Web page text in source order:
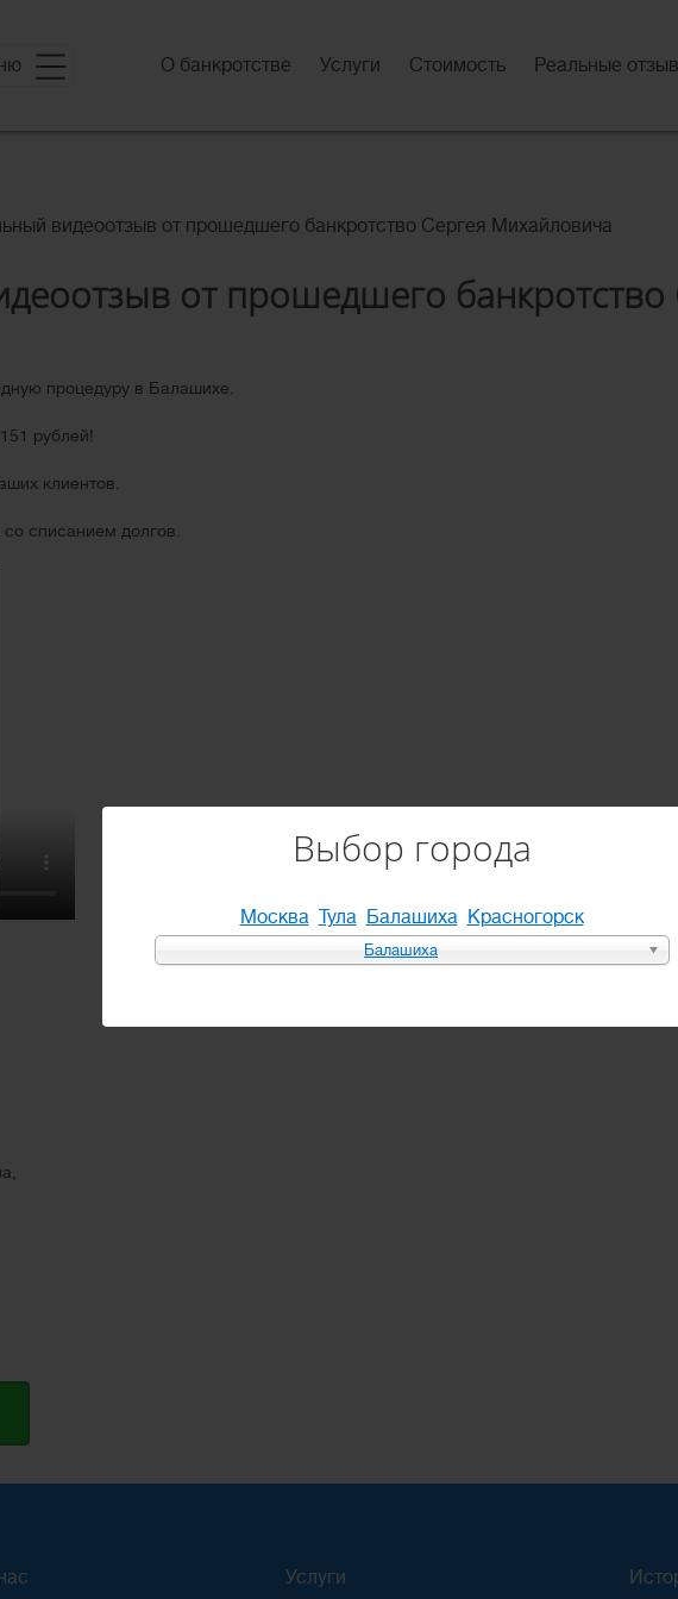
Выбор города
Москва Тула Балашиха Красногорск
Балашиха
О банкротстве Услуги Стоимость Реальные
видеоотзыв от прошедшего банкротство Сергея Михайловича
от прошедшего
процедуру в Балашихе
рублей!
клиентов.
списанием долгов.
Услуги